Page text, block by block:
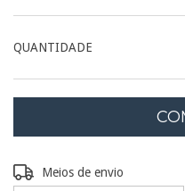
QUANTIDADE
Entregas para o CEP:
Meios de envio